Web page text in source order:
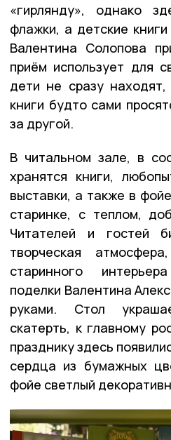
«гирлянду», однако
флажки, а детские
Валентина Солопова
приём использует для
дети не сразу
книги будто сами
за другой.
В читальном зале, в
хранятся книги,
выставки, а также в
старинке, с теплом,
Читателей и гостей
творческая
старинного
поделки Валентина
руками. Стол
скатерть, к главному
празднику здесь
сердца из бумажных
фойе светлый